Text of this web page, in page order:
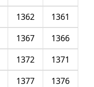
1361
1362
1366
1367
1371
1372
1376
1377